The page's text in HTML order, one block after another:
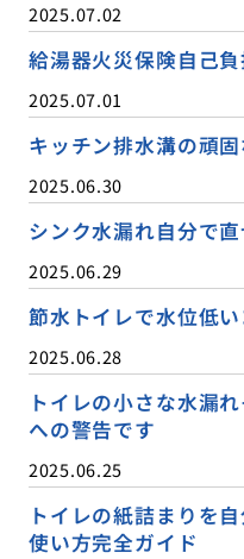
2025.07.02
給湯器火災保険自己
2025.07.01
キッチン排水溝の頑
2025.06.30
シンク水漏れ自分で
2025.06.29
節水トイレで水位低
2025.06.28
トイレの小さな水漏
への警告です
2025.06.25
トイレの紙詰まりを
使い方完全ガイド